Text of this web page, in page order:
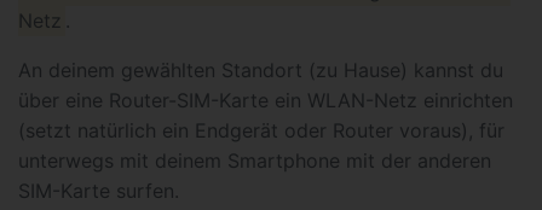
Netz .
An deinem gewählten Standort (zu Hause) kannst du
über eine Router-SIM-Karte ein WLAN-Netz einrichten
(setzt natürlich ein Endgerät oder Router voraus), für
unterwegs mit deinem Smartphone mit der anderen
SIM-Karte surfen.